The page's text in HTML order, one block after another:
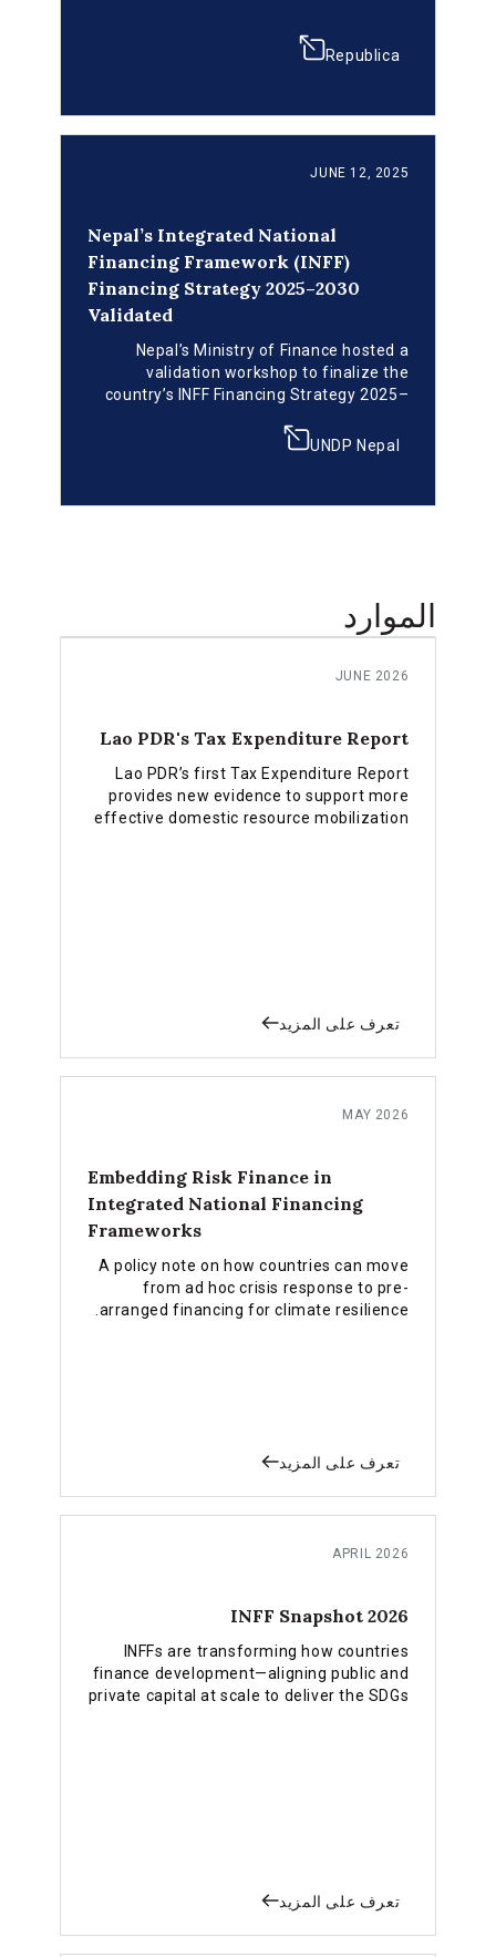
and private resources toward sustainable,
job-focused economic growth and
workshop marked the final stage of
consultation before the strategy’s official
level INFF Steering Committee to oversee
Republica
JUNE 12, 2025
Nepal’s Integrated National
Financing Framework (INFF)
Financing Strategy 2025–2030
Validated
Nepal’s Ministry of Finance hosted a
validation workshop to finalize the
country’s INFF Financing Strategy 2025–
private resources with sustainable
government officials, development
center of Nepal’s post-LDC graduation
agenda.
UNDP Nepal
الموارد
JUNE 2026
Lao PDR's Tax Expenditure Report
Lao PDR’s first Tax Expenditure Report
provides new evidence to support more
effective domestic resource mobilization
تعرف على المزيد
MAY 2026
Embedding Risk Finance in
Integrated National Financing
Frameworks
A policy note on how countries can move
from ad hoc crisis response to pre-
arranged financing for climate resilience.
تعرف على المزيد
APRIL 2026
2026 INFF Snapshot
INFFs are transforming how countries
finance development—aligning public and
private capital at scale to deliver the SDGs
تعرف على المزيد